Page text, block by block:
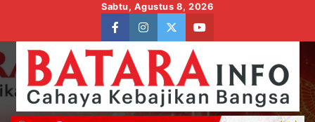
content
Sabtu, Agustus 8, 2026
facebookinstagram
twitteryoutube